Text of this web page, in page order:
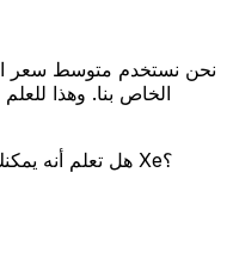
نحن نستخدم متوسط سعر
الخاص بنا. وهذا
هل تعلم أنه يمكنك إرسال الأموال إلى الخارج باستخدام Xe؟